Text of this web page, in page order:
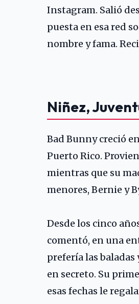
Instagram. Salió
puesta en esa red
nombre y fama.
Niñez,
Bad Bunny creció
Puerto Rico.
mientras que su
menores, Bernie y
Desde los cinco
comentó, en una
prefería las
en secreto. Su
esas fechas le